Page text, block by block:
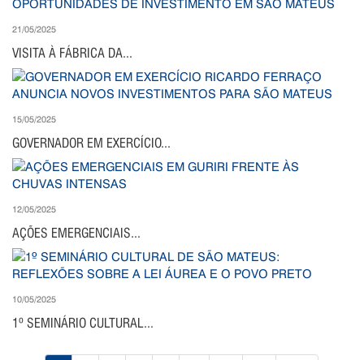
21/05/2025
VISITA À FÁBRICA DA...
15/05/2025
GOVERNADOR EM EXERCÍCIO...
12/05/2025
AÇÕES EMERGENCIAIS...
10/05/2025
1º SEMINÁRIO CULTURAL...